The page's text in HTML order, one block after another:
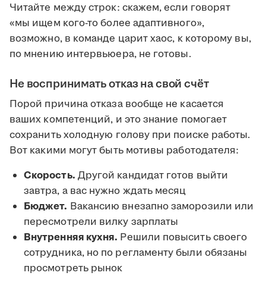
Читайте между строк: скажем, если говорят
«мы ищем кого-то более адаптивного»,
возможно, в команде царит хаос, к которому вы,
по мнению интервьюера, не готовы.
Не воспринимать отказ на свой счёт
Порой причина отказа вообще не касается
ваших компетенций, и это знание помогает
сохранить холодную голову при поиске работы.
Вот какими могут быть мотивы работодателя:
Скорость. Другой кандидат готов выйти
завтра, а вас нужно ждать месяц
Бюджет. Вакансию внезапно заморозили или
пересмотрели вилку зарплаты
Внутренняя кухня. Решили повысить своего
сотрудника, но по регламенту были обязаны
просмотреть рынок